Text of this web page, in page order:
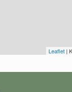
Leaflet |